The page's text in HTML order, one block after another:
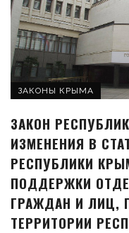
ЗАКОНЫ КРЫМА
ЗАКОН
ИЗМЕНЕНИЯ В
РЕСПУБЛИКИ
ПОДДЕРЖКИ
ГРАЖДАН И ЛИЦ,
ТЕРРИТОРИИ